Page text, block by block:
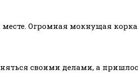
Огромная мокнущая корка
своими делами, а